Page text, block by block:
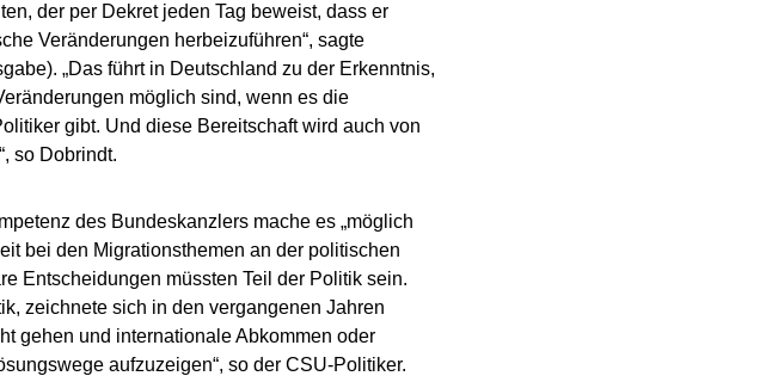
der per Dekret jeden Tag beweist, dass er
Veränderungen herbeizuführen“, sagte
„Das führt in Deutschland zu der Erkenntnis,
möglich sind, wenn es die
gibt. Und diese Bereitschaft wird auch von
so Dobrindt.
des Bundeskanzlers mache es „möglich
bei den Migrationsthemen an der politischen
Entscheidungen müssten Teil der Politik sein.
zeichnete sich in den vergangenen Jahren
gehen und internationale Abkommen oder
aufzuzeigen“, so der CSU-Politiker.